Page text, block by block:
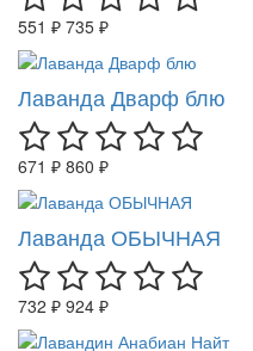
551 ₽ 735 ₽
Лаванда Дварф блю
671 ₽ 860 ₽
Лаванда ОБЫЧНАЯ
732 ₽ 924 ₽